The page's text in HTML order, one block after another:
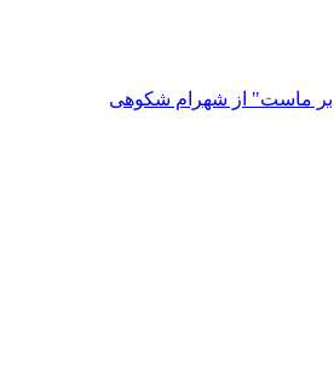
بر ماست" از شهرام شکوهی